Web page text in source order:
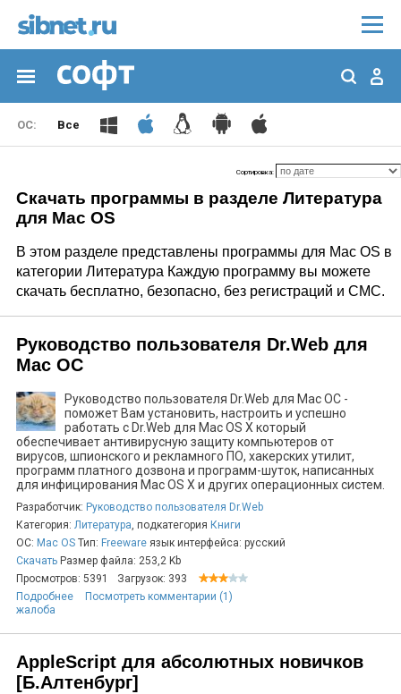
Все
Сортировка:
Скачать программы в разделе Литература
для Mac OS
В этом разделе представлены программы для Mac OS в
категории Литература Каждую программу вы можете
скачать бесплатно, безопасно, без регистраций и СМС.
Руководство пользователя Dr.Web для
Mac OC
Руководство пользователя Dr.Web для Mac OC -
поможет Вам установить, настроить и успешно
работать с Dr.Web для Mac OS X который
обеспечивает антивирусную защиту компьютеров от
вирусов, шпионского и рекламного ПО, хакерских утилит,
программ платного дозвона и программ-шуток, написанных
для инфицирования Mac OS X и других операционных систем.
Разработчик: Руководство пользователя Dr.Web
Категория: Литература, подкатегория Книги
ОС: Mac OS Тип: Freeware язык интерфейса: русский
Скачать Размер файла: 253,2 Kb
Просмотров: 5391
Загрузок: 393
Подробнее
Посмотреть комментарии (1)
жалоба
AppleScript для абсолютных новичков
[Б.Алтенбург]